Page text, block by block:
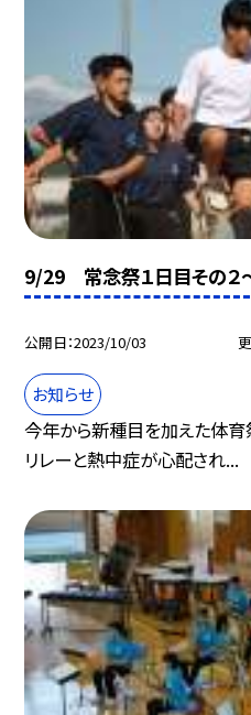
9/29 常念祭１日目その２
公開日 2023/10/03
お知らせ
今年から新種目を加えた体育
リレーと熱中症が心配され...